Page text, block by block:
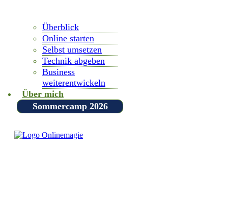
Überblick
Online starten
Selbst umsetzen
Technik abgeben
Business
weiterentwickeln
Über mich
Sommercamp 2026